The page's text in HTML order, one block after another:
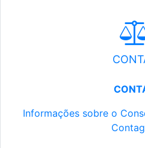
Informações sobre o